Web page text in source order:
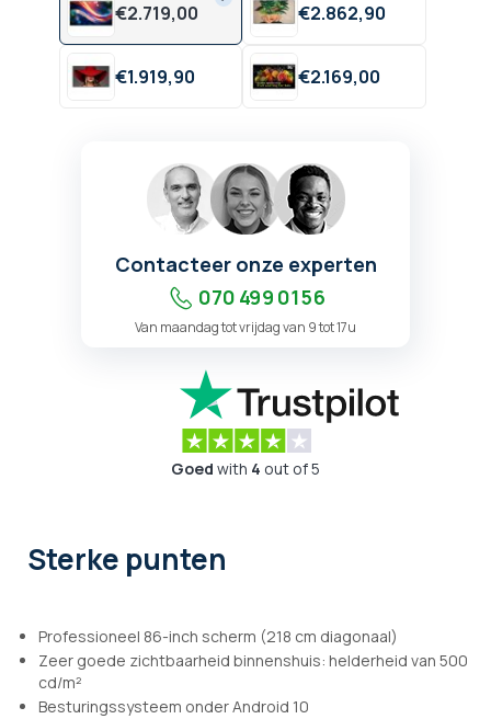
€2.719,00 €2.862,90
€1.919,90 €2.169,00
Contacteer onze experten
070 499 01 56
Van maandag tot vrijdag van 9 tot 17u
Goed with 4 out of 5
Sterke punten
Professioneel 86-inch scherm (218 cm diagonaal)
Zeer goede zichtbaarheid binnenshuis: helderheid van 500
cd/m²
Besturingssysteem onder Android 10